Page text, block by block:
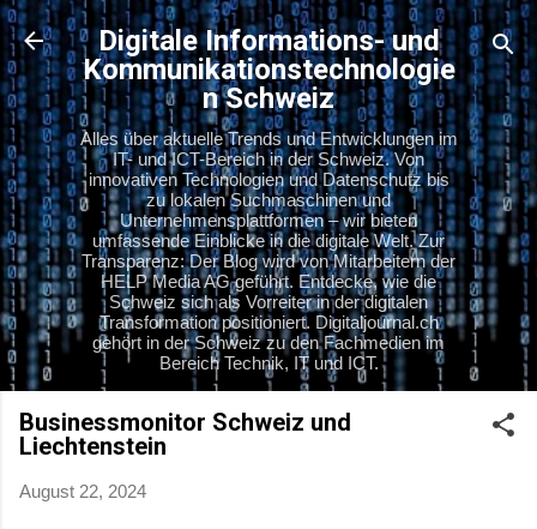
Direkt zum Hauptbereich
Digitale Informations- und
Kommunikationstechnologie
n Schweiz
Alles über aktuelle Trends und Entwicklungen im
IT- und ICT-Bereich in der Schweiz. Von
innovativen Technologien und Datenschutz bis
zu lokalen Suchmaschinen und
Unternehmensplattformen – wir bieten
umfassende Einblicke in die digitale Welt. Zur
Transparenz: Der Blog wird von Mitarbeitern der
HELP Media AG geführt. Entdecke, wie die
Schweiz sich als Vorreiter in der digitalen
Transformation positioniert. Digitaljournal.ch
gehört in der Schweiz zu den Fachmedien im
Bereich Technik, IT und ICT.
Businessmonitor Schweiz und
Liechtenstein
August 22, 2024